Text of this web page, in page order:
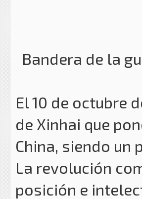
Bandera de la
El 10 de octubre
de Xinhai que
China, siendo
La revolución
posición e